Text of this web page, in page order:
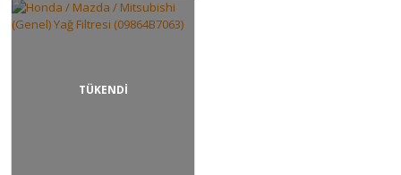
TÜKENDİ